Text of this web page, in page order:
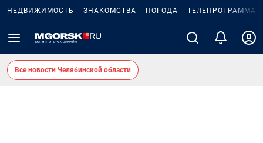
НЕДВИЖИМОСТЬ ЗНАКОМСТВА ПОГОДА ТЕЛЕПРОГРАММА
Все новости Челябинской области